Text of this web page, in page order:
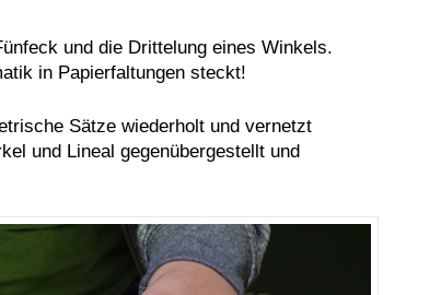
und die Drittelung eines Winkels.
in Papierfaltungen steckt!
Sätze wiederholt und vernetzt
und Lineal gegenübergestellt und